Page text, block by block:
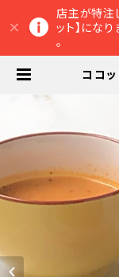
店主が特注
ット】になり
。
ココ